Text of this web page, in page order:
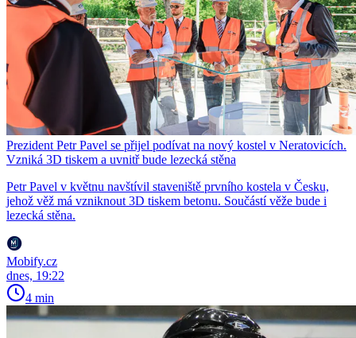
Prezident Petr Pavel se přijel podívat na nový kostel v Neratovicích.
Vzniká 3D tiskem a uvnitř bude lezecká stěna
Petr Pavel v květnu navštívil staveniště prvního kostela v Česku,
jehož věž má vzniknout 3D tiskem betonu. Součástí věže bude i
lezecká stěna.
Mobify.cz
dnes, 19:22
4 min